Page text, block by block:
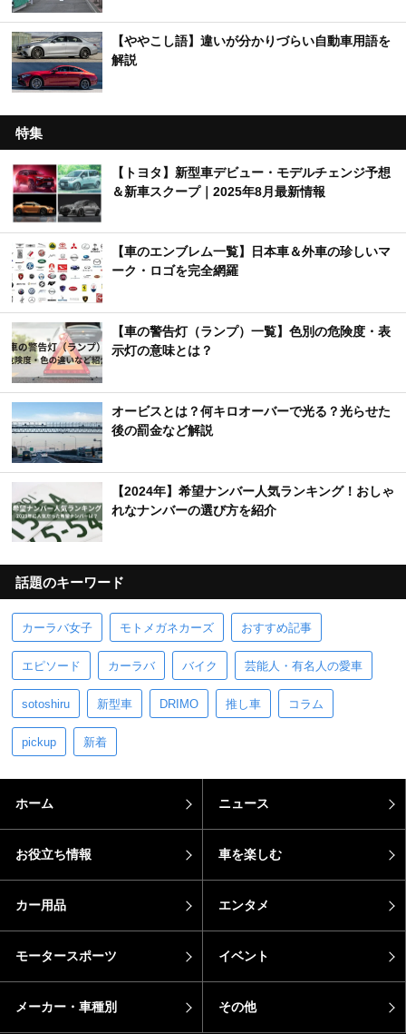
【ややこし語】違いが分かりづらい自動車用語を
解説
特集
【トヨタ】新型車デビュー・モデルチェンジ予想
＆新車スクープ｜2025年8月最新情報
【車のエンブレム一覧】日本車＆外車の珍しいマ
ーク・ロゴを完全網羅
【車の警告灯（ランプ）一覧】色別の危険度・表
示灯の意味とは？
オービスとは？何キロオーバーで光る？光らせた
後の罰金など解説
【2024年】希望ナンバー人気ランキング！おしゃ
れなナンバーの選び方を紹介
話題のキーワード
カーラバ女子 モトメガネカーズ おすすめ記事
エピソード カーラバ バイク 芸能人・有名人の愛車
sotoshiru 新型車 DRIMO 推し車 コラム
pickup 新着
ホーム ニュース
お役立ち情報 車を楽しむ
カー用品 エンタメ
モータースポーツ イベント
メーカー・車種別 その他